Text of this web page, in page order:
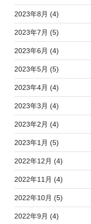
2023年8月 (4)
2023年7月 (5)
2023年6月 (4)
2023年5月 (5)
2023年4月 (4)
2023年3月 (4)
2023年2月 (4)
2023年1月 (5)
2022年12月 (4)
2022年11月 (4)
2022年10月 (5)
2022年9月 (4)